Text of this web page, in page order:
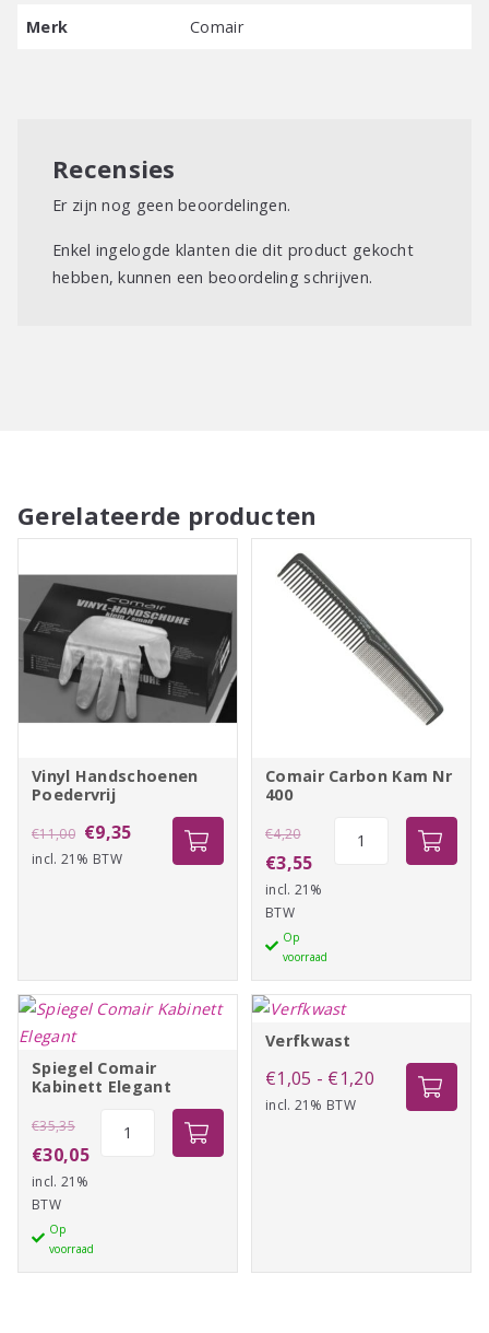
Merk Comair
Recensies
Er zijn nog geen beoordelingen.
Enkel ingelogde klanten die dit product gekocht
hebben, kunnen een beoordeling schrijven.
Gerelateerde producten
Vinyl Handschoenen
Poedervrij
€11,00 Oorspronkelijke
prijs
€9,35Huidige
incl. 21% BTW
Comair Carbon Kam Nr
400
€4,20
Oorspronkelijke
prijs
was:
€3,55Huidige
prijs
€3,55.
incl. 21%
BTW
Op
voorraad
Spiegel Comair
Kabinett Elegant
€35,35
Oorspronkelijke
prijs
was:
€30,05Huidige
€30,05.
incl. 21%
BTW
Op
voorraad
Verfkwast
€1,05 - €1,20Prijsklasse:
€1,05
incl. 21% BTW